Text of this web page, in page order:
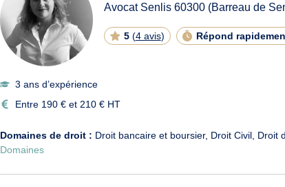
Avocat Senlis 60300 (Barreau de
5 (4 avis) Répond
3 ans d’expérience
Entre 190 € et 210 € HT
Domaines de droit : Droit bancaire et boursier Droit Civil Droit
Domaines